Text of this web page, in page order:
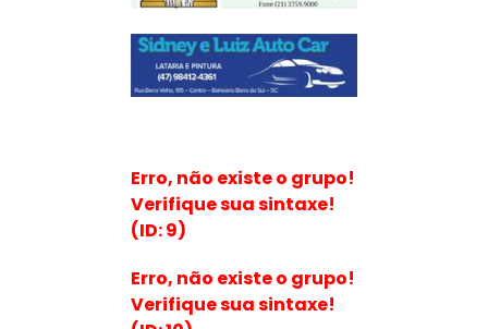
Erro, não existe o grupo!
Verifique sua sintaxe!
(ID: 9)
Erro, não existe o grupo!
Verifique sua sintaxe!